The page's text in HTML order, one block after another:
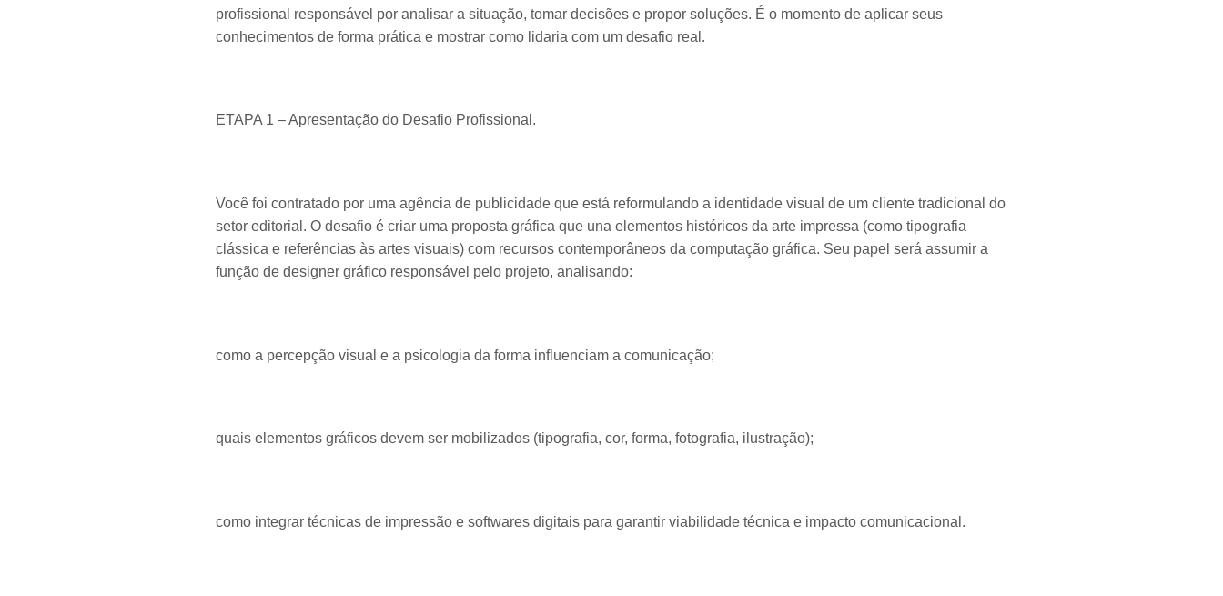
profissional responsável por analisar a situação, tomar decisões e propor soluções. É o momento de aplicar seus
conhecimentos de forma prática e mostrar como lidaria com um desafio real.
ETAPA 1 – Apresentação do Desafio Profissional.
Você foi contratado por uma agência de publicidade que está reformulando a identidade visual de um cliente tradicional do
setor editorial. O desafio é criar uma proposta gráfica que una elementos históricos da arte impressa (como tipografia
clássica e referências às artes visuais) com recursos contemporâneos da computação gráfica. Seu papel será assumir a
função de designer gráfico responsável pelo projeto, analisando:
como a percepção visual e a psicologia da forma influenciam a comunicação;
quais elementos gráficos devem ser mobilizados (tipografia, cor, forma, fotografia, ilustração);
como integrar técnicas de impressão e softwares digitais para garantir viabilidade técnica e impacto comunicacional.